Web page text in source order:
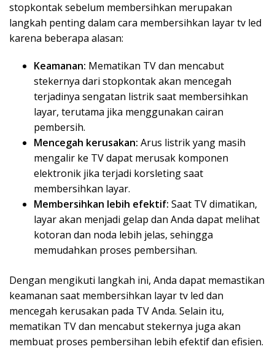
stopkontak sebelum membersihkan merupakan
langkah penting dalam cara membersihkan layar tv led
karena beberapa alasan:
Keamanan: Mematikan TV dan mencabut
stekernya dari stopkontak akan mencegah
terjadinya sengatan listrik saat membersihkan
layar, terutama jika menggunakan cairan
pembersih.
Mencegah kerusakan: Arus listrik yang masih
mengalir ke TV dapat merusak komponen
elektronik jika terjadi korsleting saat
membersihkan layar.
Membersihkan lebih efektif: Saat TV dimatikan,
layar akan menjadi gelap dan Anda dapat melihat
kotoran dan noda lebih jelas, sehingga
memudahkan proses pembersihan.
Dengan mengikuti langkah ini, Anda dapat memastikan
keamanan saat membersihkan layar tv led dan
mencegah kerusakan pada TV Anda. Selain itu,
mematikan TV dan mencabut stekernya juga akan
membuat proses pembersihan lebih efektif dan efisien.